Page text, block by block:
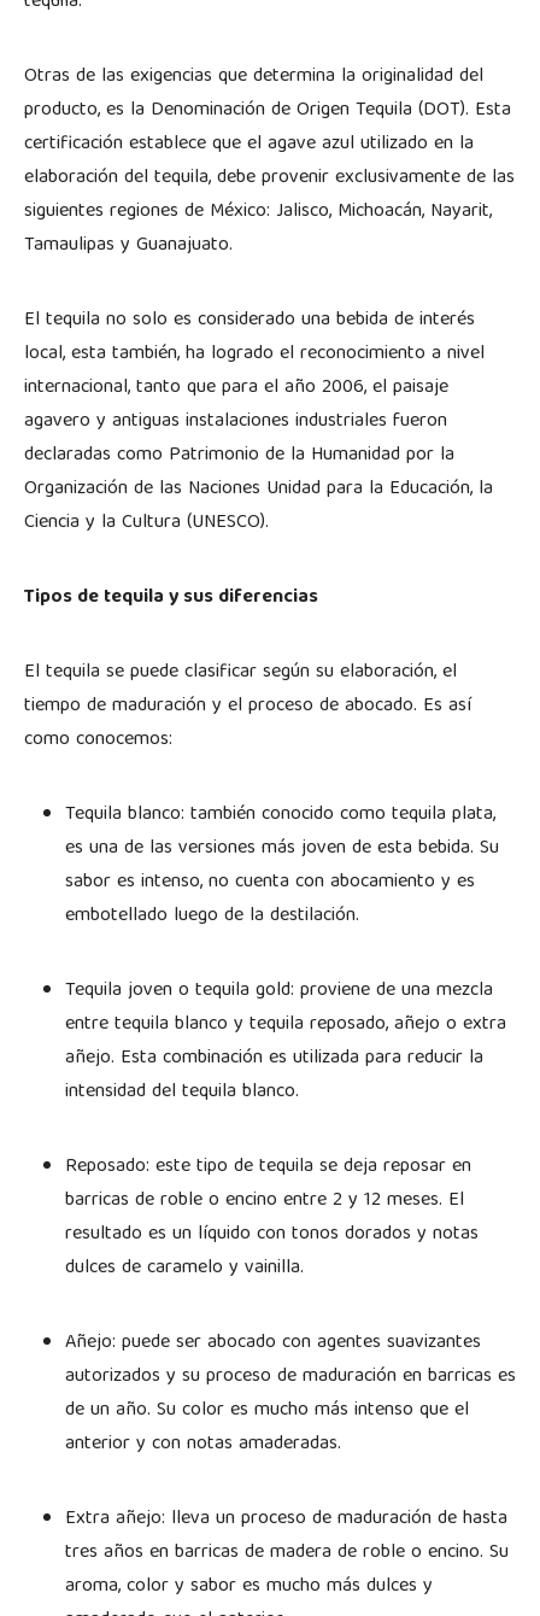
Otras de las exigencias que determina la originalidad del
producto, es la Denominación de Origen Tequila (DOT). Esta
certificación establece que el agave azul utilizado en la
elaboración del tequila, debe provenir exclusivamente de las
siguientes regiones de México: Jalisco, Michoacán, Nayarit,
Tamaulipas y Guanajuato.
El tequila no solo es considerado una bebida de interés
local, esta también, ha logrado el reconocimiento a nivel
internacional, tanto que para el año 2006, el paisaje
agavero y antiguas instalaciones industriales fueron
declaradas como Patrimonio de la Humanidad por la
Organización de las Naciones Unidad para la Educación, la
Ciencia y la Cultura (UNESCO).
Tipos de tequila y sus diferencias
El tequila se puede clasificar según su elaboración, el
tiempo de maduración y el proceso de abocado. Es así
como conocemos:
Tequila blanco: también conocido como tequila plata,
es una de las versiones más joven de esta bebida. Su
sabor es intenso, no cuenta con abocamiento y es
embotellado luego de la destilación.
Tequila joven o tequila gold: proviene de una mezcla
entre tequila blanco y tequila reposado, añejo o extra
añejo. Esta combinación es utilizada para reducir la
intensidad del tequila blanco.
Reposado: este tipo de tequila se deja reposar en
barricas de roble o encino entre 2 y 12 meses. El
resultado es un líquido con tonos dorados y notas
dulces de caramelo y vainilla.
Añejo: puede ser abocado con agentes suavizantes
autorizados y su proceso de maduración en barricas es
de un año. Su color es mucho más intenso que el
anterior y con notas amaderadas.
Extra añejo: lleva un proceso de maduración de hasta
tres años en barricas de madera de roble o encino. Su
aroma, color y sabor es mucho más dulces y